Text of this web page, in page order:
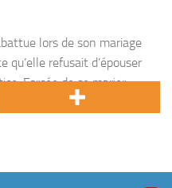
lors de son mariage
qu’elle refusait d’épouser
Forcée de se marier